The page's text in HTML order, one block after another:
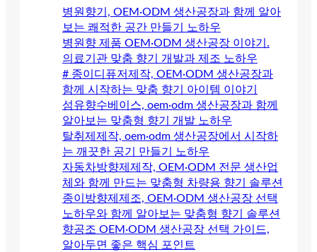
병원향기, OEM·ODM 생산공장과 함께 알아
보는 쾌적한 공간 만들기 노하우
병원향 제품 OEM·ODM 생산공장 이야기.
의료기관 맞춤 향기 개발과 제조 노하우
# 종이디퓨저제작, OEM·ODM 생산공장과
함께 시작하는 맞춤 향기 아이템 이야기
섬유향수베이스, oem·odm 생산공장과 함께
알아보는 맞춤형 향기 개발 노하우
탈취제제작, oem·odm 생산공장에서 시작하
는 깨끗한 공기 만들기 노하우
자동차방향제제작, OEM·ODM 전문 생산업
체와 함께 만드는 맞춤형 차량용 향기 솔루션
종이방향제제조, OEM·ODM 생산공장 선택
노하우와 함께 알아보는 맞춤형 향기 솔루션
향공조 OEM·ODM 생산공장 선택 가이드,
알아두면 좋은 핵심 포인트